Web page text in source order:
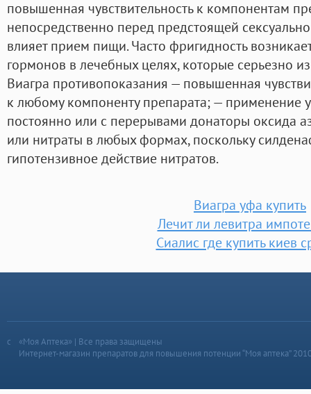
повышенная чувствительность к компонентам
непосредственно перед предстоящей
влияет прием пищи. Часто фригидность
гормонов в лечебных целях, которые серьезно
Виагра противопоказания — повышенная
к любому компоненту препарата; — применение
постоянно или с перерывами донаторы оксида
или нитраты в любых формах, поскольку
гипотензивное действие нитратов.
Виагра уфа купить
Лечит ли левитра
Сиалис где купить киев
«Моя Аптека» | Все права защищены
Интернет-магазин препаратов для повышения потенции “Моя аптека”